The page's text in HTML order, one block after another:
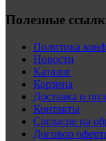
Полезные
Политика
Новости
Каталог
Корзина
Доставка и
Контакты
Согласие на
Договор